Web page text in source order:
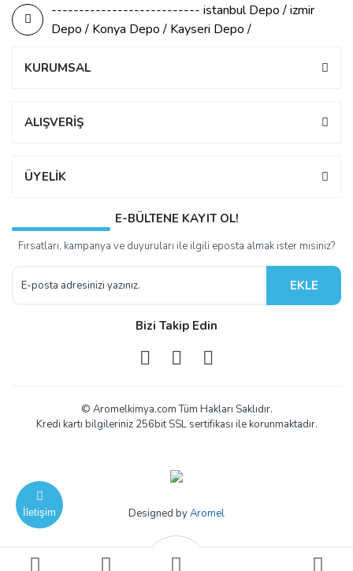
İletişim
--------------------------- istanbul Depo / izmir
Depo / Konya Depo / Kayseri Depo /
KURUMSAL
ALIŞVERİŞ
ÜYELİK
E-BÜLTENE KAYIT OL!
Fırsatları, kampanya ve duyuruları ile ilgili eposta almak ister misiniz?
EKLE
Bizi Takip Edin
© Aromelkimya.com Tüm Hakları Saklıdır.
Kredi kartı bilgileriniz 256bit SSL sertifikası ile korunmaktadır.
Designed byAromel